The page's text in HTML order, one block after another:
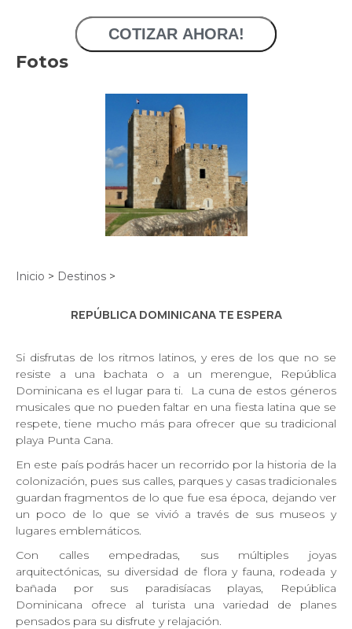
COTIZAR AHORA!
Inicio > Destinos >
REPÚBLICA DOMINICANA TE ESPERA
Si disfrutas de los ritmos latinos, y eres de los que no se
resiste a una bachata o a un merengue, República
Dominicana es el lugar para ti. La cuna de estos géneros
musicales que no pueden faltar en una fiesta latina que se
respete, tiene mucho más para ofrecer que su tradicional
playa Punta Cana.
En este país podrás hacer un recorrido por la historia de la
colonización, pues sus calles, parques y casas tradicionales
guardan fragmentos de lo que fue esa época, dejando ver
un poco de lo que se vivió a través de sus museos y
lugares emblemáticos.
Con calles empedradas, sus múltiples joyas
arquitectónicas, su diversidad de flora y fauna, rodeada y
bañada por sus paradisíacas playas, República
Dominicana ofrece al turista una variedad de planes
pensados para su disfrute y relajación.